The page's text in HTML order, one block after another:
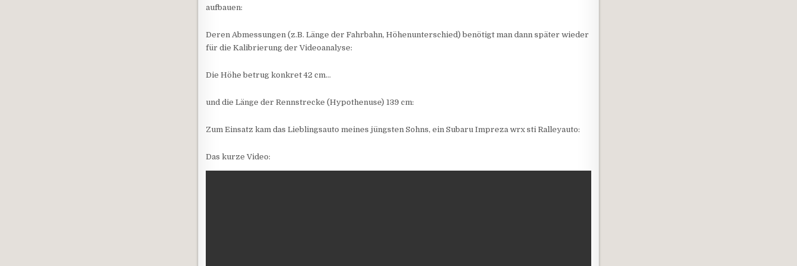
aufbauen:
Deren Abmessungen (z.B. Länge der Fahrbahn, Höhenunterschied) benötigt man dann später wieder
für die Kalibrierung der Videoanalyse:
Die Höhe betrug konkret 42 cm…
und die Länge der Rennstrecke (Hypothenuse) 139 cm:
Zum Einsatz kam das Lieblingsauto meines jüngsten Sohns, ein Subaru Impreza wrx sti Ralleyauto:
Das kurze Video: